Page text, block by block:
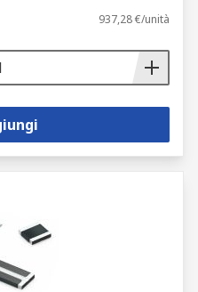
937,28 €/unità